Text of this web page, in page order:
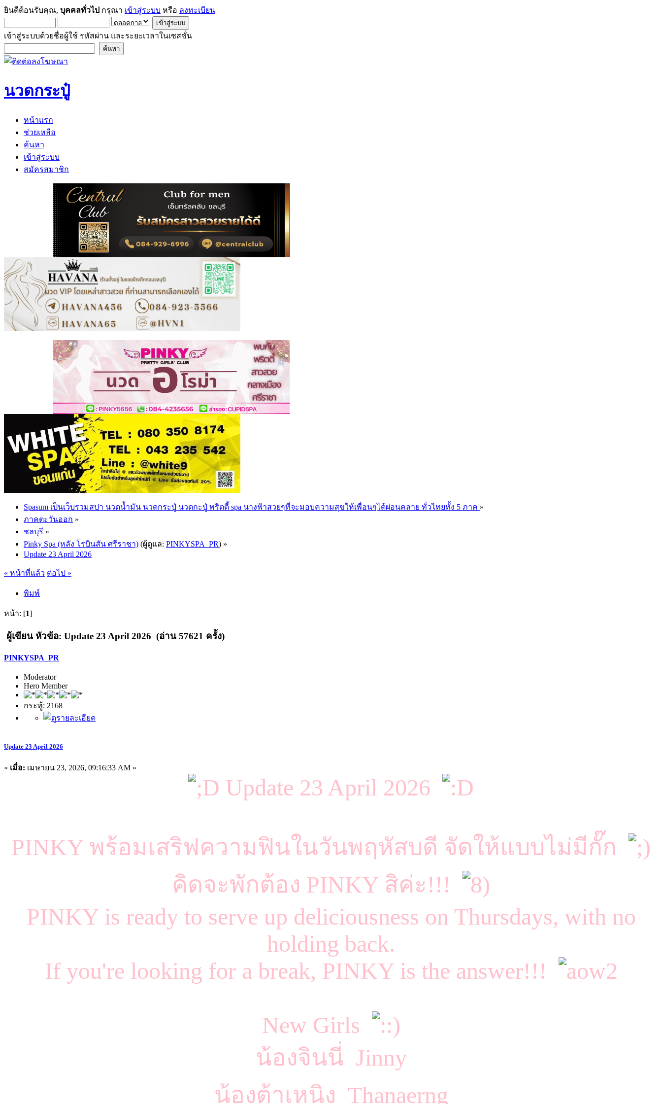
ยินดีต้อนรับคุณ, บุคคลทั่วไป กรุณา เข้าสู่ระบบ หรือ ลงทะเบียน
เข้าสู่ระบบด้วยชื่อผู้ใช้ รหัสผ่าน และระยะเวลาในเซสชั่น
นวดกระปู๋
หน้าแรก
ช่วยเหลือ
ค้นหา
เข้าสู่ระบบ
สมัครสมาชิก
Spasum เป็นเว็บรวมสปา นวดน้ำมัน นวดกระปู๋ นวดกะปู๋ พริตตี้ spa นางฟ้าสวยๆที่จะมอบความสุขให้เพื่อนๆได้ผ่อนคลาย ทั่วไทยทั้ง 5 ภาค »
ภาคตะวันออก »
ชลบุรี »
Pinky Spa (หลัง โรบินสัน ศรีราชา) (ผู้ดูแล: PINKYSPA_PR) »
Update 23 April 2026
« หน้าที่แล้ว ต่อไป »
พิมพ์
หน้า: [1]
ผู้เขียน หัวข้อ: Update 23 April 2026 (อ่าน 57621 ครั้ง)
PINKYSPA_PR
Moderator
Hero Member
กระทู้: 2168
Update 23 April 2026
« เมื่อ: เมษายน 23, 2026, 09:16:33 AM »
Update 23 April 2026
PINKY พร้อมเสริฟความฟินในวันพฤหัสบดี จัดให้แบบไม่มีกั๊ก
คิดจะพักต้อง PINKY สิค่ะ!!!
PINKY is ready to serve up deliciousness on Thursdays, with no
holding back.
If you're looking for a break, PINKY is the answer!!!
New Girls
น้องจินนี่ Jinny
น้องต้าเหนิง Thanaerng